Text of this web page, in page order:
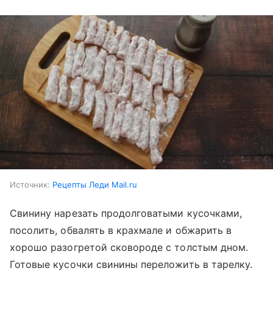
Источник: Рецепты Леди Mail.ru
Свинину нарезать продолговатыми кусочками,
посолить, обвалять в крахмале и обжарить в
хорошо разогретой сковороде с толстым дном.
Готовые кусочки свинины переложить в тарелку.